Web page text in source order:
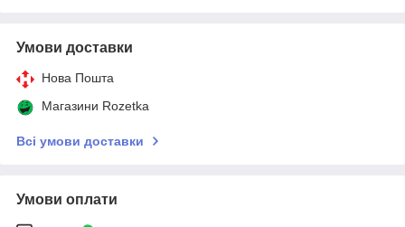
Умови доставки
Нова Пошта
Магазини Rozetka
Всі умови доставки
Умови оплати